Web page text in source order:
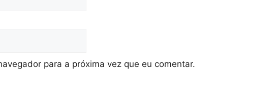
para a próxima vez que eu comentar.